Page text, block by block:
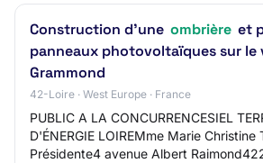
Construction d'une ombrière et
panneaux photovoltaïques sur
Grammond
42-Loire · West Europe · France
PUBLIC A LA CONCURRENCESIEL
D'ÉNERGIE LOIREMme Marie Christine
Présidente4 avenue Albert